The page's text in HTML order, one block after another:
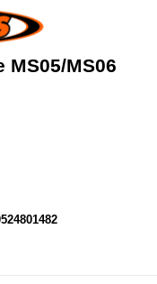
MS05/MS06